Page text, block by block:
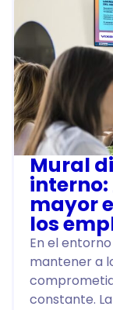
Mural
interno:
mayor
los
En el
mantener a
constante.